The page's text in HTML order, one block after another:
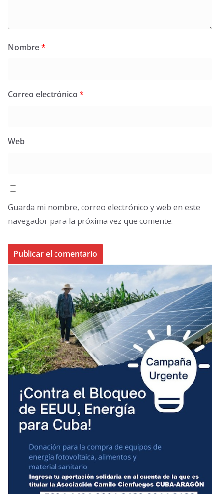
Nombre*
Correo electrónico *
Web
Guarda mi nombre, correo electrónico y web en este
navegador para la próxima vez que comente.